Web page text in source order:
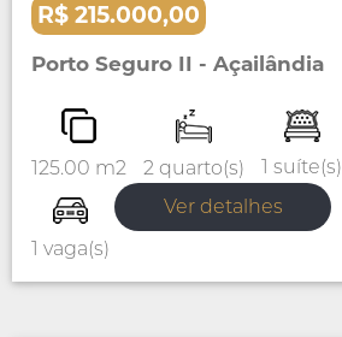
R$ 215.000,00
Porto Seguro II - Açailândia
125.00 m2 2 quarto(s) 1 suíte(s)
1 vaga(s)
Ver detalhes